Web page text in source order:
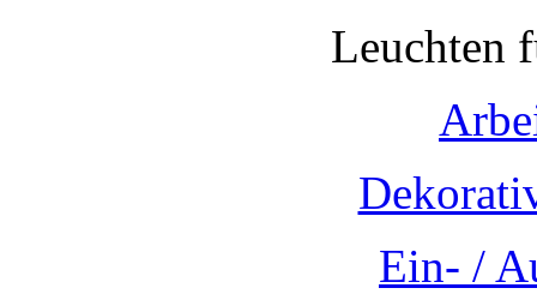
Leuchten
Ein- /